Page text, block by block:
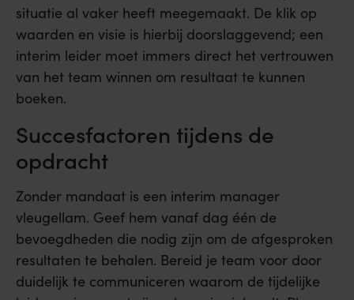
situatie al vaker heeft meegemaakt. De klik op
waarden en visie is hierbij doorslaggevend; een
interim leider moet immers direct het vertrouwen
van het team winnen om resultaat te kunnen
boeken.
Succesfactoren tijdens de
opdracht
Zonder mandaat is een interim manager
vleugellam. Geef hem vanaf dag één de
bevoegdheden die nodig zijn om de afgesproken
resultaten te behalen. Bereid je team voor door
duidelijk te communiceren waarom de tijdelijke